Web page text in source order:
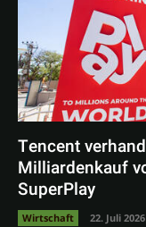
Tencent
Milliardenkauf
SuperPlay
Wirtschaft 22. Juli 2026